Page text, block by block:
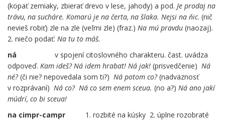
(kopať zemiaky, zbierať drevo v lese, jahody) a pod. Je prodaj na
trávu, na sucháre. Komarú je na čerta, na šlaka. Nejsi na ňic. (nič
nevieš robiť) zle na zle (veľmi zle) (fraz.) Na mú pravdu (naozaj).
2. niečo podať: Na tu to máš.
ná v spojení citoslovného charakteru. čast. uvádza
odpoveď. Kam ideš? Ná idem hrabat! Ná jak! (prisvedčenie) Ná
né?(či nie? nepovedala som ti?) Ná potom co?(nadväznosť
v rozprávaní) Ná co? Ná co sem enem sceua. (no a?) Ná ano jakí
múdrí, co bi sceua!
na cimpr-campr 1. rozbité na kúsky 2. úplne rozobraté